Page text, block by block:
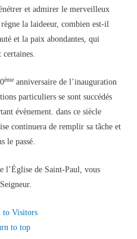
et admirer le merveilleux
la laideeur, combien est-il
et la paix abondantes, qui
certaines.
ème anniversaire de l’inauguration
particuliers se sont succédés
évènement. dans ce siècle
continuera de remplir sa tâche et
le passé.
l’Église de Saint-Paul, vous
Visitors
to top